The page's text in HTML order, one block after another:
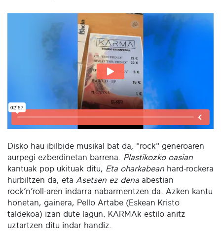
Disko hau ibilbide musikal bat da, "rock" generoaren
aurpegi ezberdinetan barrena. Plastikozko oasian
kantuak pop ukituak ditu, Eta oharkabean hard-rockera
hurbiltzen da, eta Asetsen ez dena abestian
rock’n’roll-aren indarra nabarmentzen da. Azken kantu
honetan, gainera, Pello Artabe (Eskean Kristo
taldekoa) izan dute lagun. KARMAk estilo anitz
uztartzen ditu indar handiz.